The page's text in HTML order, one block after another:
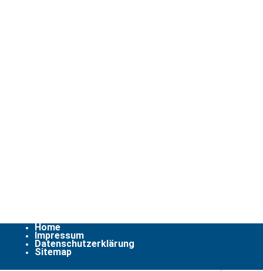
Home
Impressum
Datenschutzerklärung
Sitemap